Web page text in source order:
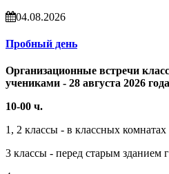
04.08.2026
Пробный день
Организационные встречи
учениками - 28 августа 2026 года
10-00 ч.
1, 2 классы - в классных комнатах
3 классы - перед старым зданием